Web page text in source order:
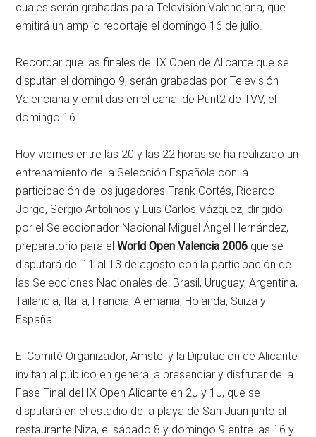
cuales serán grabadas para Televisión Valenciana, que
emitirá un amplio reportaje el domingo 16 de julio.
Recordar que las finales del IX Open de Alicante que se
disputan el domingo 9, serán grabadas por Televisión
Valenciana y emitidas en el canal de Punt2 de TVV, el
domingo 16.
Hoy viernes entre las 20 y las 22 horas se ha realizado un
entrenamiento de la Selección Española con la
participación de los jugadores Frank Cortés, Ricardo
Jorge, Sergio Antolinos y Luis Carlos Vázquez, dirigido
por el Seleccionador Nacional Miguel Ángel Hernández,
preparatorio para elWorld Open Valencia 2006 que se
disputará del 11 al 13 de agosto con la participación de
las Selecciones Nacionales de: Brasil, Uruguay, Argentina,
Tailandia, Italia, Francia, Alemania, Holanda, Suiza y
España.
El Comité Organizador, Amstel y la Diputación de Alicante
invitan al público en general a presenciar y disfrutar de la
Fase Final del IX Open Alicante en 2J y 1J, que se
disputará en el estadio de la playa de San Juan junto al
restaurante Niza, el sábado 8 y domingo 9 entre las 16 y